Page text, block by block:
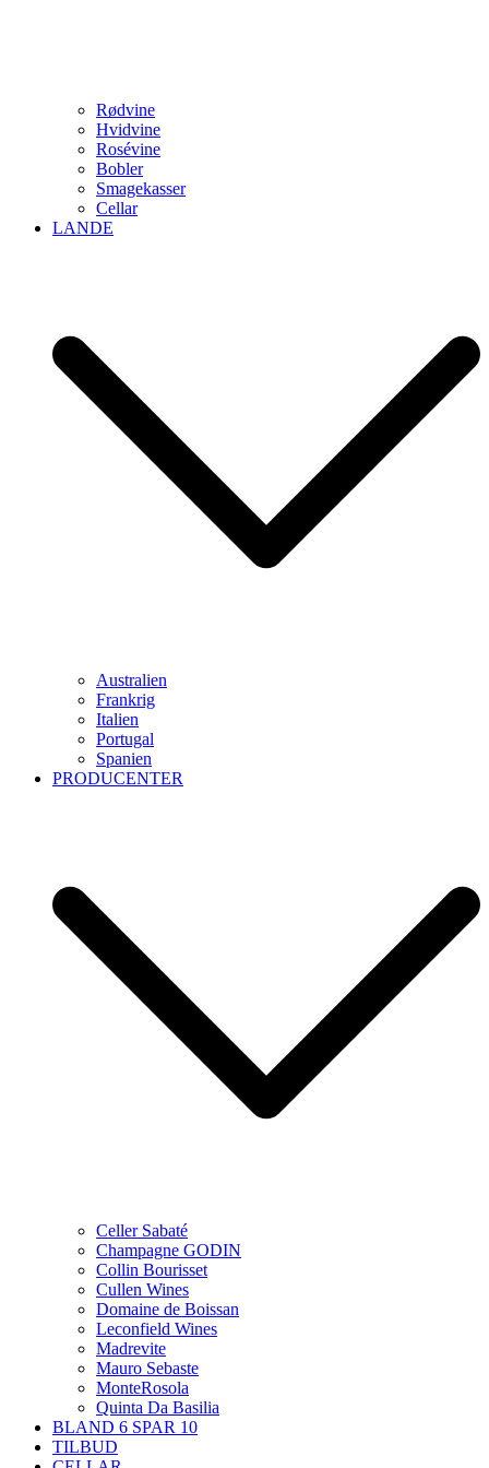
Rødvine
Hvidvine
Rosévine
Bobler
Smagekasser
Cellar
LANDE
Australien
Frankrig
Italien
Portugal
Spanien
PRODUCENTER
Celler Sabaté
Champagne GODIN
Collin Bourisset
Cullen Wines
Domaine de Boissan
Leconfield Wines
Madrevite
Mauro Sebaste
MonteRosola
Quinta Da Basilia
BLAND 6 SPAR 10
TILBUD